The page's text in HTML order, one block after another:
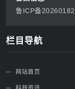
人形机器人